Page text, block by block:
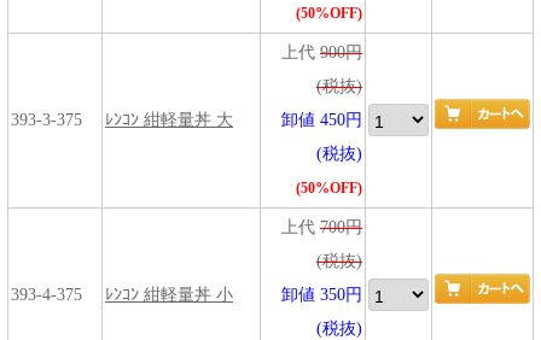
(50%OFF)
393-3-375 ﾚﾝｺﾝ 紺軽量丼 大
上代 900円
(税抜)
卸値 450円
(税抜)
(50%OFF)
393-4-375 ﾚﾝｺﾝ 紺軽量丼 小
上代 700円
(税抜)
卸値 350円
(税抜)